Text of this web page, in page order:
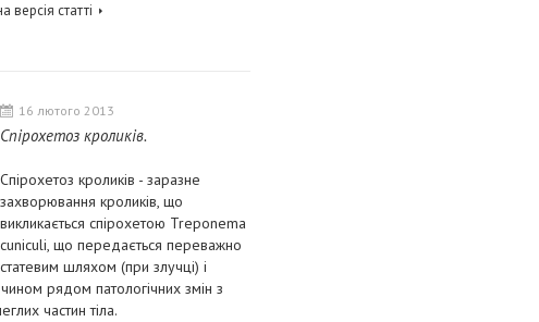
версія статті
16 лютого 2013
Спірохетоз кроликів.
Спірохетоз кроликів - заразне
захворювання кроликів, що
викликається спірохетою Treponema
cuniculi, що передається переважно
статевим шляхом (при злучці) і
рядом патологічних змін з
частин тіла.